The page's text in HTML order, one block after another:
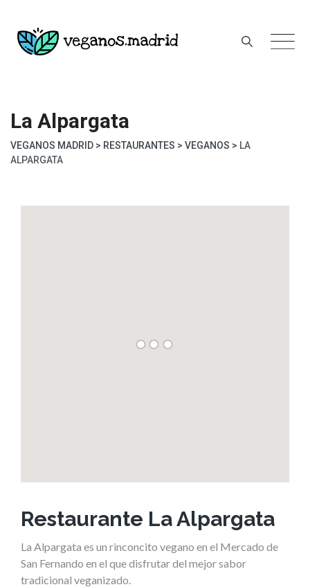
content
La Alpargata
VEGANOS MADRID > RESTAURANTES > VEGANOS > LA
ALPARGATA
Restaurante La Alpargata
La Alpargata es un rinconcito vegano en el Mercado de
San Fernando en el que disfrutar del mejor sabor
tradicional veganizado.